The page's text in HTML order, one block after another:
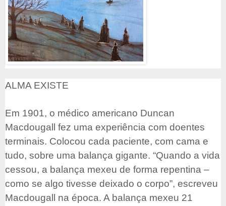
ALMA EXISTE
Em 1901, o médico americano Duncan
Macdougall fez uma experiência com doentes
terminais. Colocou cada paciente, com cama e
tudo, sobre uma balança gigante. “Quando a vida
cessou, a balança mexeu de forma repentina –
como se algo tivesse deixado o corpo”, escreveu
Macdougall na época. A balança mexeu 21